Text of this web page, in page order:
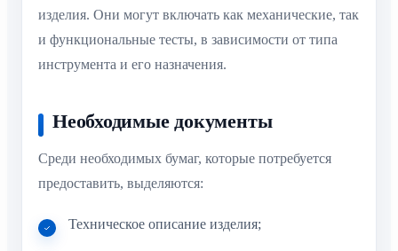
изделия. Они могут включать как механические, так
и функциональные тесты, в зависимости от типа
инструмента и его назначения.
Необходимые документы
Среди необходимых бумаг, которые потребуется
предоставить, выделяются:
Техническое описание изделия;